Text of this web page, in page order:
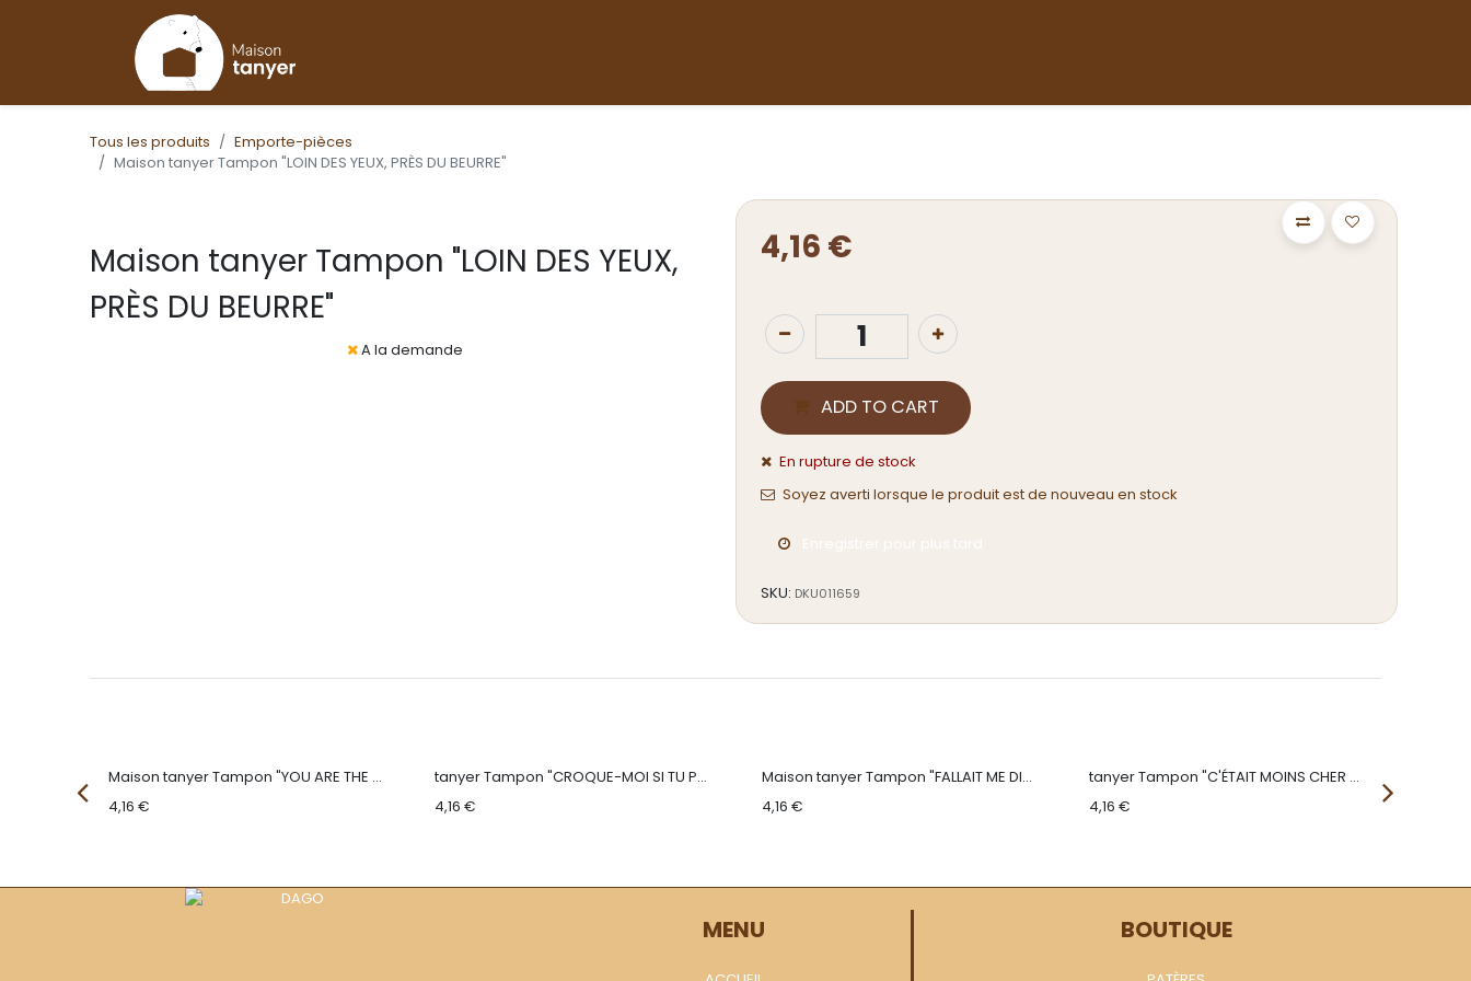
Tous les produits
Emporte-pièces
Maison tanyer Tampon "LOIN DES YEUX, PRÈS DU BEURRE"
Maison tanyer Tampon "LOIN DES YEUX,
PRÈS DU BEURRE"
A la demande
4,16 €
ADD TO CART
En rupture de stock
Soyez averti lorsque le produit est de nouveau en stock
SKU: DKU011659
Maison tanyer Tampon "YOU ARE THE BISCUIT TO MY TEA"
4,16 €
tanyer Tampon "CROQUE-MOI SI TU PEUX"
4,16 €
Maison tanyer Tampon "FALLAIT ME DIRE CE QUE TU VOULAIS"
4,16 €
tanyer Tampon "C'ÉTAIT MOINS CHER QU'UNE ROLEX"
4,16 €
MENU BOUTIQUE